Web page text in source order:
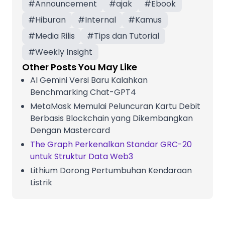
#Announcement #ajak #Ebook
#Hiburan #Internal #Kamus
#Media Rilis #Tips dan Tutorial
#Weekly Insight
Other Posts You May Like
AI Gemini Versi Baru Kalahkan
Benchmarking Chat-GPT4
MetaMask Memulai Peluncuran Kartu Debit
Berbasis Blockchain yang Dikembangkan
Dengan Mastercard
The Graph Perkenalkan Standar GRC-20
untuk Struktur Data Web3
Lithium Dorong Pertumbuhan Kendaraan
Listrik